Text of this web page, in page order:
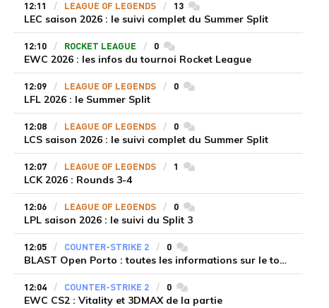
12:11 LEAGUE OF LEGENDS 13commentaires
LEC saison 2026 : le suivi complet du Summer Split
12:10 ROCKET LEAGUE 0commentaires
EWC 2026 : les infos du tournoi Rocket League
12:09 LEAGUE OF LEGENDS 0commentaires
LFL 2026 : le Summer Split
12:08 LEAGUE OF LEGENDS 0commentaires
LCS saison 2026 : le suivi complet du Summer Split
12:07 LEAGUE OF LEGENDS 1 commentaires
LCK 2026 : Rounds 3-4
12:06 LEAGUE OF LEGENDS 0commentaires
LPL saison 2026 : le suivi du Split 3
12:05 COUNTER-STRIKE 2 0commentaires
BLAST Open Porto : toutes les informations sur le tournoi
12:04 COUNTER-STRIKE 2 0commentaires
EWC CS2 : Vitality et 3DMAX de la partie